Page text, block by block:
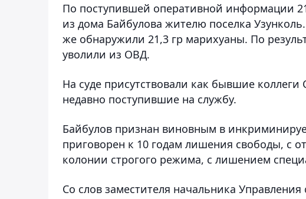
По поступившей оперативной информации
из дома Байбулова жителю поселка
же обнаружили 21,3 гр марихуаны. По
уволили из ОВД.
На суде присутствовали как бывшие
недавно поступившие на службу.
Байбулов признан виновным в
приговорен к 10 годам лишения свободы, с
колонии строгого режима, с лишением
Со слов заместителя начальника